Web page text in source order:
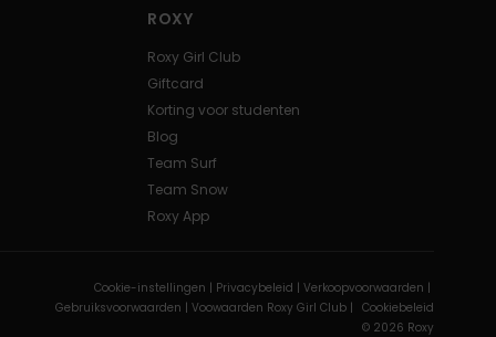
ROXY
Roxy Girl Club
Giftcard
Korting voor studenten
Blog
Team Surf
Team Snow
Roxy App
Cookie-instellingen | Privacybeleid | Verkoopvoorwaarden |
Gebruiksvoorwaarden | Voowaarden Roxy Girl Club | Cookiebeleid
© 2026 Roxy